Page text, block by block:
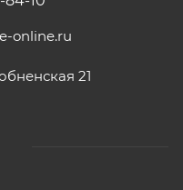
online.ru
21